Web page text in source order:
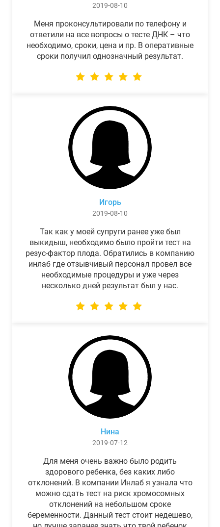
2019-08-10
Меня проконсультировали по телефону и
ответили на все вопросы о тесте ДНК – что
необходимо, сроки, цена и пр. В оперативные
сроки получил однозначный результат.
Игорь
2019-08-10
Так как у моей супруги ранее уже был
выкидыш, необходимо было пройти тест на
резус-фактор плода. Обратились в компанию
инлаб где отзывчивый персонал провел все
необходимые процедуры и уже через
несколько дней результат был у нас.
Нина
2019-07-12
Для меня очень важно было родить
здорового ребенка, без каких либо
отклонений. В компании Инлаб я узнала что
можно сдать тест на риск хромосомных
отклонений на небольшом сроке
беременности. Данный тест стоит недешево,